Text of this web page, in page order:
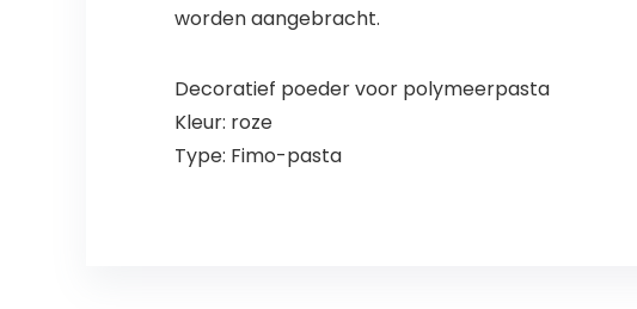
worden aangebracht.
Decoratief poeder voor polymeerpasta
Kleur: roze
Type: Fimo-pasta